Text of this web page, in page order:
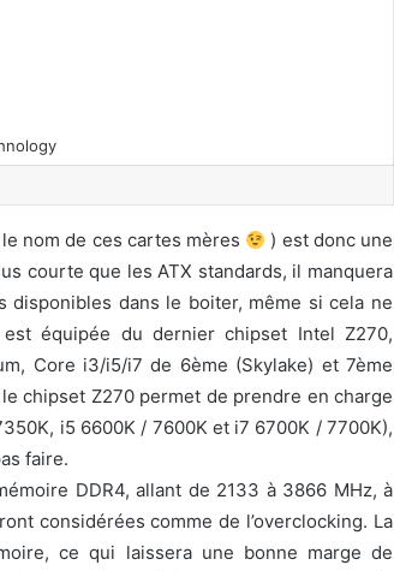
nom de ces cartes mères
) est donc une
courte que les ATX standards, il manquera
dans le boiter, même si cela ne
équipée du dernier chipset Intel Z270,
Core i3/i5/i7 de 6ème (Skylake) et 7ème
chipset Z270 permet de prendre en charge
i5 6600K / 7600K et i7 6700K / 7700K),
faire.
DDR4, allant de 2133 à 3866 MHz, à
considérées comme de l’overclocking. La
ce qui laissera une bonne marge de